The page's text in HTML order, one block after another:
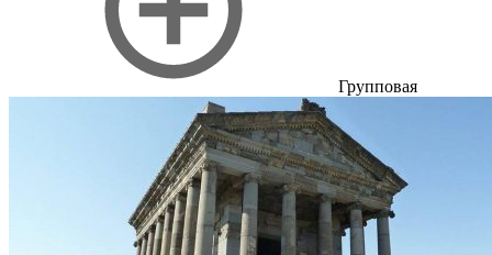
Групповая